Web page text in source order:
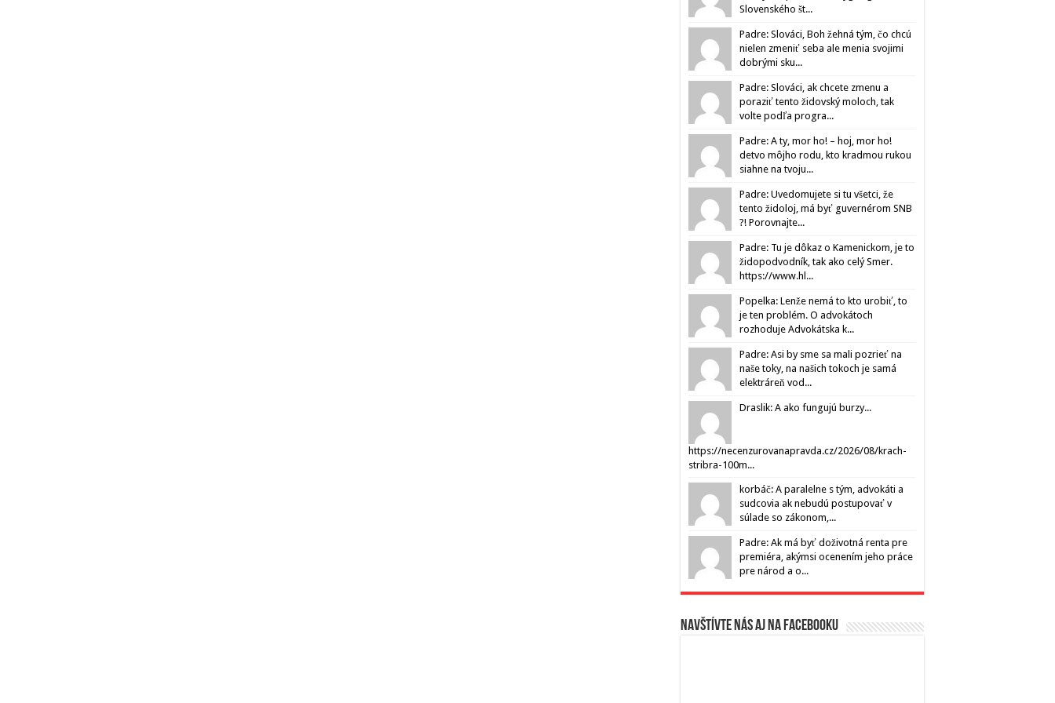
Slovenského št...
Padre: Slováci, Boh žehná tým, čo chcú
nielen zmeniť seba ale menia svojimi
dobrými sku...
Padre: Slováci, ak chcete zmenu a
poraziť tento židovský moloch, tak
volte podľa progra...
Padre: A ty, mor ho! – hoj, mor ho!
detvo môjho rodu, kto kradmou rukou
siahne na tvoju...
Padre: Uvedomujete si tu všetci, že
tento židoloj, má byť guvernérom SNB
?! Porovnajte...
Padre: Tu je dôkaz o Kamenickom, je to
židopodvodník, tak ako celý Smer.
https://www.hl...
Popelka: Lenže nemá to kto urobiť, to
je ten problém. O advokátoch
rozhoduje Advokátska k...
Padre: Asi by sme sa mali pozrieť na
naše toky, na našich tokoch je samá
elektráreň vod...
Draslik: A ako fungujú burzy...
https://necenzurovanapravda.cz/2026/08/krach-
stribra-100m...
korbáč: A paralelne s tým, advokáti a
sudcovia ak nebudú postupovať v
súlade so zákonom,...
Padre: Ak má byť doživotná renta pre
premiéra, akýmsi ocenením jeho práce
pre národ a o...
Navštívte nás aj na Facebooku